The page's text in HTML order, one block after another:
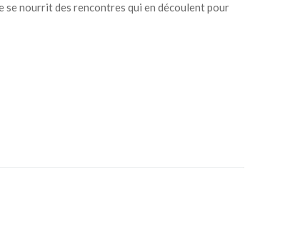
se nourrit des rencontres qui en découlent pour